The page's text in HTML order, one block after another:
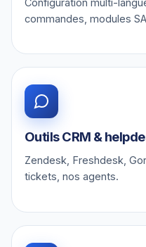
commandes, modules
Outils CRM &
Zendesk, Freshdesk,
tickets, nos agents.